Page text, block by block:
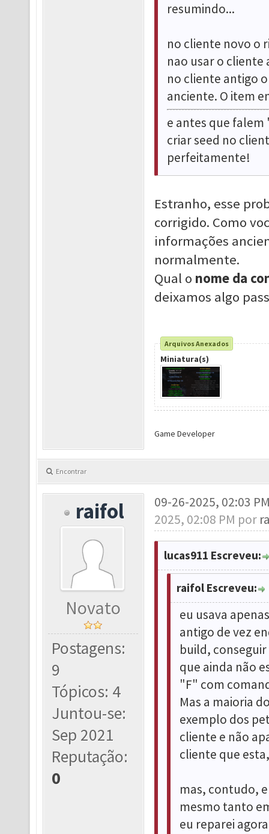
resumindo...
no cliente novo o
nao usar o cliente
no cliente antigo
anciente. O item
e antes que falem
criar seed no
perfeitamente!
Estranho, esse
corrigido. Como
informações
normalmente.
Qual o nome da
deixamos algo
Arquivos Anexados
Miniatura(s)
Game Developer
Encontrar
raifol
Novato
Postagens:
9
Tópicos: 4
Juntou-se:
Sep 2021
Reputação:
0
09-26-2025, 02:03
2025, 02:08 PM por
lucas911 Escreveu:
raifol Escreveu:
eu usava
antigo de vez
build,
que ainda não
"F" com
Mas a maioria
exemplo dos
cliente e não
cliente que
mas, contudo,
mesmo tanto
eu reparei